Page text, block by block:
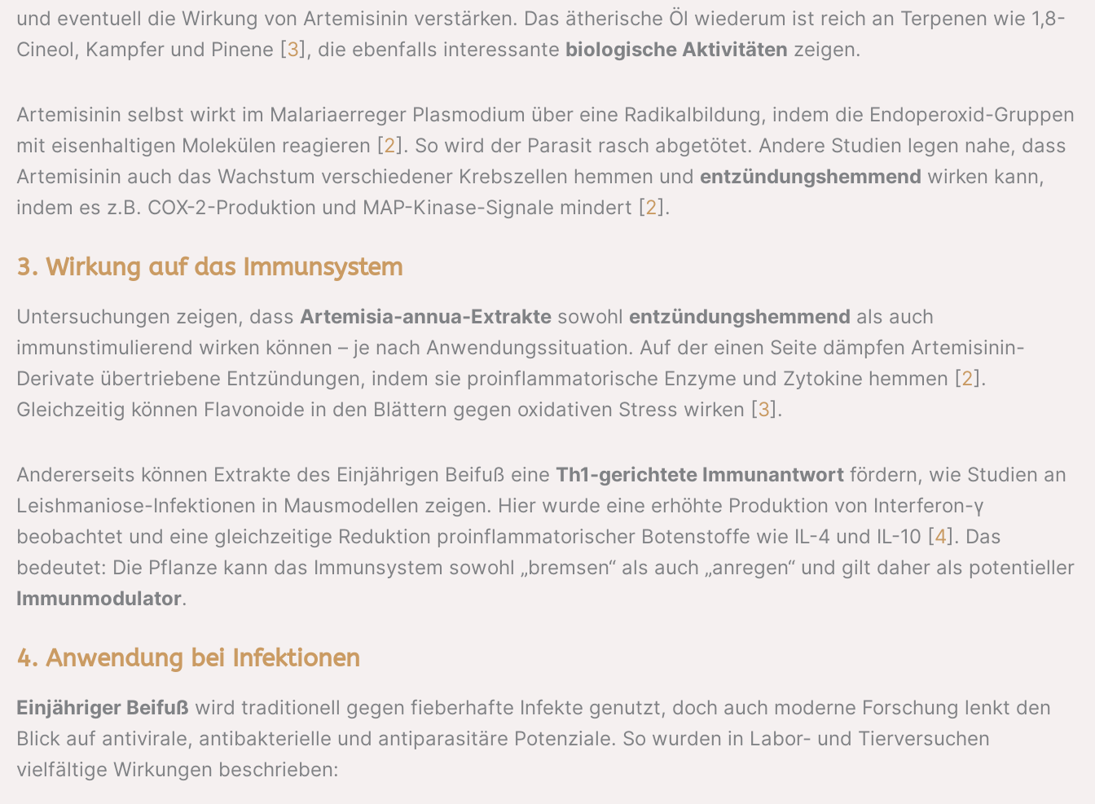
und eventuell die Wirkung von Artemisinin verstärken. Das ätherische Öl wiederum ist reich an Terpenen wie 1,8-
Cineol, Kampfer und Pinene [3], die ebenfalls interessante biologische Aktivitäten zeigen.
Artemisinin selbst wirkt im Malariaerreger Plasmodium über eine Radikalbildung, indem die Endoperoxid-Gruppen
mit eisenhaltigen Molekülen reagieren [2]. So wird der Parasit rasch abgetötet. Andere Studien legen nahe, dass
Artemisinin auch das Wachstum verschiedener Krebszellen hemmen und entzündungshemmend wirken kann,
indem es z.B. COX-2-Produktion und MAP-Kinase-Signale mindert [2].
3. Wirkung auf das Immunsystem
Untersuchungen zeigen, dass Artemisia-annua-Extrakte sowohl entzündungshemmend als auch
immunstimulierend wirken können – je nach Anwendungssituation. Auf der einen Seite dämpfen Artemisinin-
Derivate übertriebene Entzündungen, indem sie proinflammatorische Enzyme und Zytokine hemmen [2].
Gleichzeitig können Flavonoide in den Blättern gegen oxidativen Stress wirken [3].
Andererseits können Extrakte des Einjährigen Beifuß eine Th1-gerichtete Immunantwort fördern, wie Studien an
Leishmaniose-Infektionen in Mausmodellen zeigen. Hier wurde eine erhöhte Produktion von Interferon-γ
beobachtet und eine gleichzeitige Reduktion proinflammatorischer Botenstoffe wie IL-4 und IL-10 [4]. Das
bedeutet: Die Pflanze kann das Immunsystem sowohl „bremsen“ als auch „anregen“ und gilt daher als potentieller
Immunmodulator.
4. Anwendung bei Infektionen
Einjähriger Beifuß wird traditionell gegen fieberhafte Infekte genutzt, doch auch moderne Forschung lenkt den
Blick auf antivirale, antibakterielle und antiparasitäre Potenziale. So wurden in Labor- und Tierversuchen
vielfältige Wirkungen beschrieben: